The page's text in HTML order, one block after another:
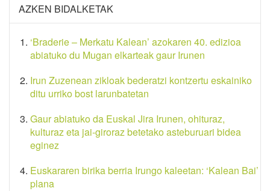
AZKEN BIDALKETAK
‘Braderie – Merkatu Kalean’ azokaren 40. edizioa
abiatuko du Mugan elkarteak gaur Irunen
Irun Zuzenean zikloak bederatzi kontzertu eskainiko
ditu urriko bost larunbatetan
Gaur abiatuko da Euskal Jira Irunen, ohituraz,
kulturaz eta jai-giroraz betetako asteburuari bidea
eginez
Euskararen birika berria Irungo kaleetan: ‘Kalean Bai’
plana